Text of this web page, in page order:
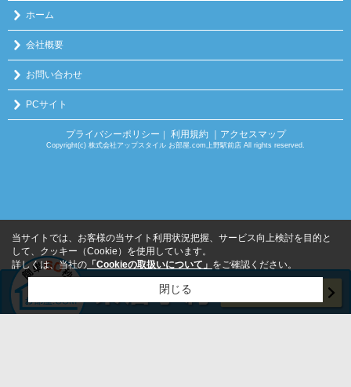
ホーム
会社概要
お問い合わせ
PCサイト
プライバシーポリシー ｜ 利用規約 ｜アクセスマップ
Copyright(c) 株式会社アップスタイル お部屋.com上野駅前店 All rights reserved.
当サイトでは、お客様の当サイト利用状況把握、サービス向上検討を目的と
して、クッキー（Cookie）を使用しています。
詳しくは、当社の 「Cookieの取扱いについて」 をご確認ください。
閉じる